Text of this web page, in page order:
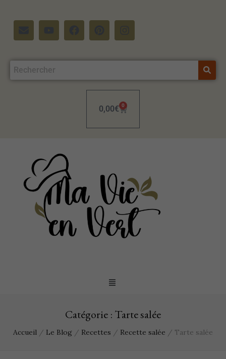
0,00€ 0
Catégorie : Tarte salée
Accueil / Le Blog / Recettes / Recette salée / Tarte salée